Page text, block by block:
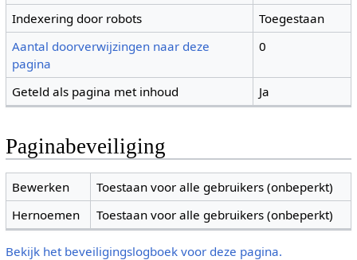
Indexering door robots
Toegestaan
Aantal doorverwijzingen naar deze
pagina
0
Geteld als pagina met inhoud Ja
Paginabeveiliging
Bewerken
Toestaan voor alle gebruikers (onbeperkt)
Hernoemen
Toestaan voor alle gebruikers (onbeperkt)
Bekijk het beveiligingslogboek voor deze pagina.